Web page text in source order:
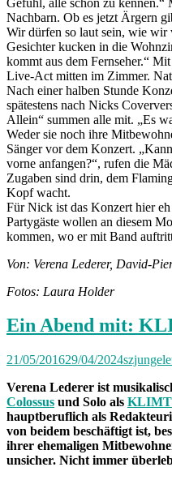
Nachbarn. Ob es jetzt Ärgern
Wir dürfen so laut sein, wie wir
Gesichter kucken in die
kommt aus dem Fernseher.“
Live-Act mitten im Zimmer.
Nach einer halben Stunde
spätestens nach Nicks
Allein“ summen alle mit. „Es
Weder sie noch ihre
Sänger vor dem Konzert.
vorne anfangen?“, rufen die
Zugaben sind drin, dem
Kopf wacht.
Für Nick ist das Konzert hier
Partygäste wollen an diesem
kommen, wo er mit Band
Von: Verena Lederer, David-
Fotos: Laura Holder
Ein Abend mit:
21/05/201629/04/2024
Verena Lederer ist
Colossus und Solo als KLIMT
hauptberuflich als
von beidem beschäftigt ist,
ihrer ehemaligen
unsicher. Nicht immer